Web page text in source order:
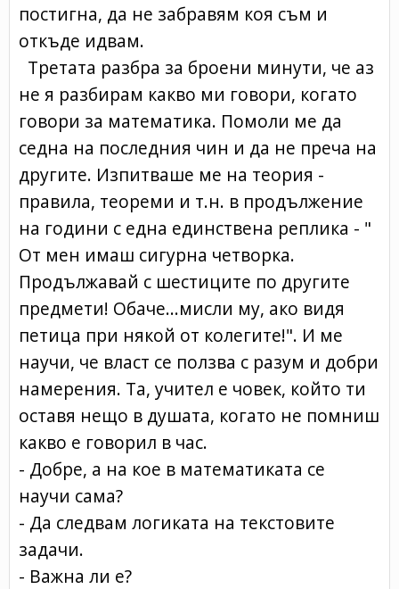
постигна, да не забравям коя съм и
откъде идвам.
Третата разбра за броени минути, че аз
не я разбирам какво ми говори, когато
говори за математика. Помоли ме да
седна на последния чин и да не преча на
другите. Изпитваше ме на теория -
правила, теореми и т.н. в продължение
на години с една единствена реплика - "
От мен имаш сигурна четворка.
Продължавай с шестиците по другите
предмети! Обаче...мисли му, ако видя
петица при някой от колегите!". И ме
научи, че власт се ползва с разум и добри
намерения. Та, учител е човек, който ти
оставя нещо в душата, когато не помниш
какво е говорил в час.
- Добре, а на кое в математиката се
научи сама?
- Да следвам логиката на текстовите
задачи.
- Важна ли е?